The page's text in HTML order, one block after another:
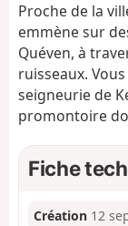
Proche de la
emmène sur
Quéven, à
ruisseaux.
seigneurie de
promontoire
Fiche
Création 12